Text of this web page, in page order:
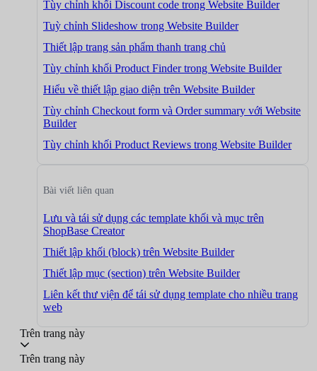
Tùy chỉnh khối Discount code trong Website Builder
Tuỳ chỉnh Slideshow trong Website Builder
Thiết lập trang sản phẩm thanh trang chủ
Tùy chỉnh khối Product Finder trong Website Builder
Hiểu về thiết lập giao diện trên Website Builder
Tùy chỉnh Checkout form và Order summary với Website
Builder
Tùy chỉnh khối Product Reviews trong Website Builder
Bài viết liên quan
Lưu và tái sử dụng các template khối và mục trên
ShopBase Creator
Thiết lập khối (block) trên Website Builder
Thiết lập mục (section) trên Website Builder
Liên kết thư viện để tái sử dụng template cho nhiều trang
web
Trên trang này
Trên trang này